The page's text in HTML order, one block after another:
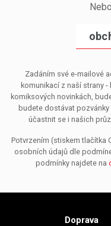
Zadáním své e-mailové
komunikací z naší strany
komiksových novinkách,
budete dostávat
účastnit se i našich
Potvrzením (stiskem tlačítka
osobních údajů dle
podmínky najdete na
Doprava